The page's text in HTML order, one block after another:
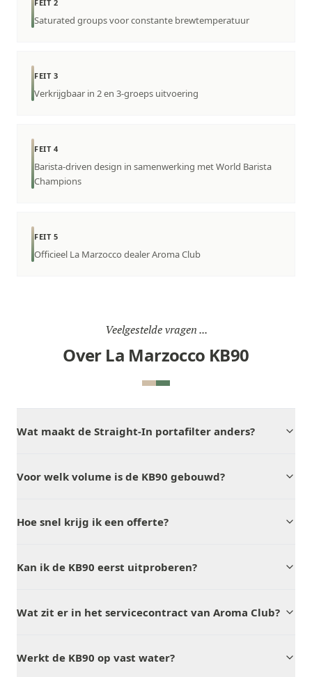
FEIT 2
Saturated groups voor constante brewtemperatuur
FEIT 3
Verkrijgbaar in 2 en 3-groeps uitvoering
FEIT 4
Barista-driven design in samenwerking met World Barista
Champions
FEIT 5
Officieel La Marzocco dealer Aroma Club
Veelgestelde vragen ...
Over La Marzocco KB90
Wat maakt de Straight-In portafilter anders?
Voor welk volume is de KB90 gebouwd?
Hoe snel krijg ik een offerte?
Kan ik de KB90 eerst uitproberen?
Wat zit er in het servicecontract van Aroma Club?
Werkt de KB90 op vast water?